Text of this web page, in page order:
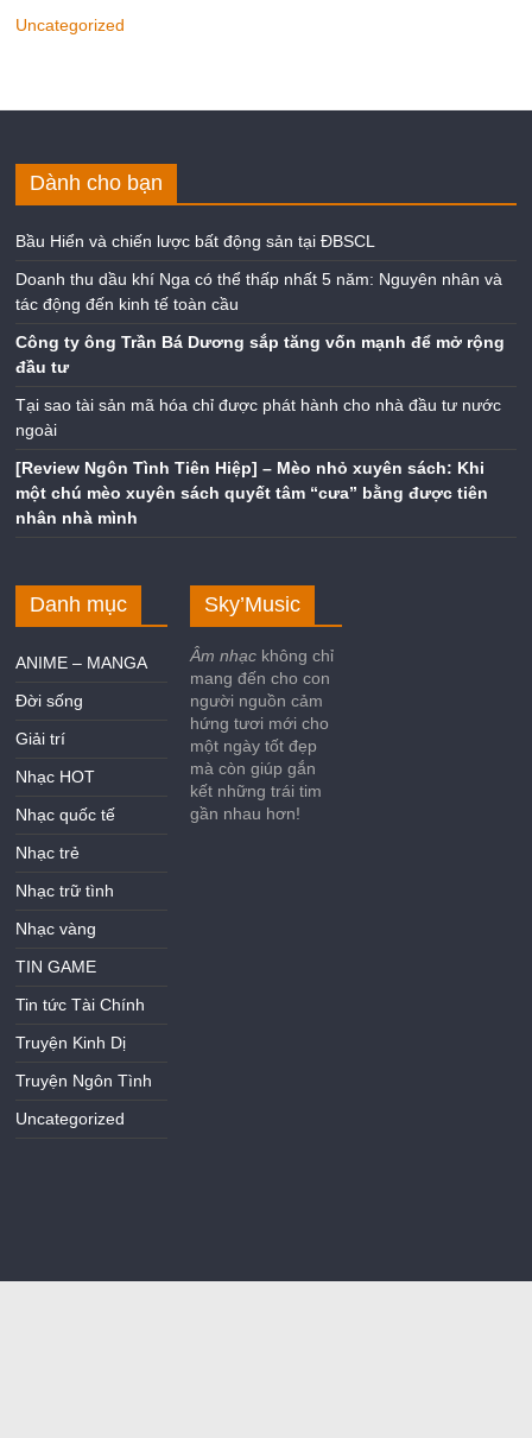
Uncategorized
Dành cho bạn
Bầu Hiển và chiến lược bất động sản tại ĐBSCL
Doanh thu dầu khí Nga có thể thấp nhất 5 năm: Nguyên nhân và
tác động đến kinh tế toàn cầu
Công ty ông Trần Bá Dương sắp tăng vốn mạnh để mở rộng
đầu tư
Tại sao tài sản mã hóa chỉ được phát hành cho nhà đầu tư nước
ngoài
[Review Ngôn Tình Tiên Hiệp] – Mèo nhỏ xuyên sách: Khi
một chú mèo xuyên sách quyết tâm “cưa” bằng được tiên
nhân nhà mình
Danh mục
ANIME – MANGA
Đời sống
Giải trí
Nhạc HOT
Nhạc quốc tế
Nhạc trẻ
Nhạc trữ tình
Nhạc vàng
TIN GAME
Tin tức Tài Chính
Truyện Kinh Dị
Truyện Ngôn Tình
Uncategorized
Sky’Music
Âm nhạc không chỉ
mang đến cho con
người nguồn cảm
hứng tươi mới cho
một ngày tốt đẹp
mà còn giúp gắn
kết những trái tim
gần nhau hơn!